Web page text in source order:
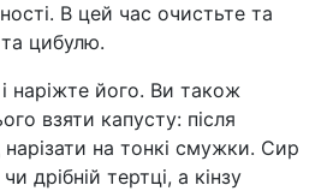
В цей час очистьте та
та цибулю.
наріжте його. Ви також
взяти капусту: після
нарізати на тонкі смужки. Сир
дрібній тертці, а кінзу